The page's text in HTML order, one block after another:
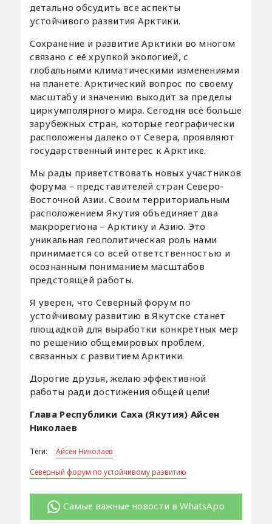
детально обсудить все аспекты
устойчивого развития Арктики.
Сохранение и развитие Арктики во многом
связано с её хрупкой экологией, с
глобальными климатическими изменениями
на планете. Арктический вопрос по своему
масштабу и значению выходит за пределы
циркумполярного мира. Сегодня всё больше
зарубежных стран, которые географически
расположены далеко от Севера, проявляют
государственный интерес к Арктике.
Мы рады приветствовать новых участников
форума – представителей стран Северо-
Восточной Азии. Своим территориальным
расположением Якутия объединяет два
макрорегиона – Арктику и Азию. Это
уникальная геополитическая роль нами
принимается со всей ответственностью и
осознанным пониманием масштабов
предстоящей работы.
Я уверен, что Северный форум по
устойчивому развитию в Якутске станет
площадкой для выработки конкретных мер
по решению общемировых проблем,
связанных с развитием Арктики.
Дорогие друзья, желаю эффективной
работы ради достижения общей цели!
Глава Республики Саха (Якутия) Айсен
Николаев
Теги:
Айсен Николаев
Северный форум по устойчивому развитию
Самые важные новости в WhatsApp